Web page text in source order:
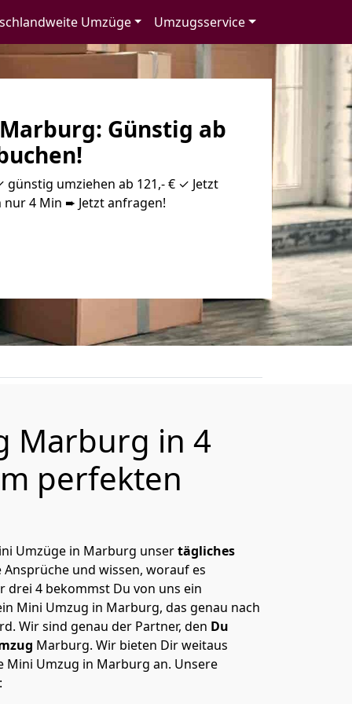
Umzüge Umzugsservice
Günstig ab
umziehen ab 121,- € ✓ Jetzt
4 Min ➨ Jetzt anfragen!
Marburg in 4
perfekten
Umzüge in Marburg unsertägliches
Ansprüche und wissen, worauf es
4 bekommst Du von uns ein
Mini Umzug in Marburg, das genau nach
Wir sind genau der Partner, den Du
Marburg. Wir bieten Dir weitaus
Mini Umzug in Marburg an. Unsere